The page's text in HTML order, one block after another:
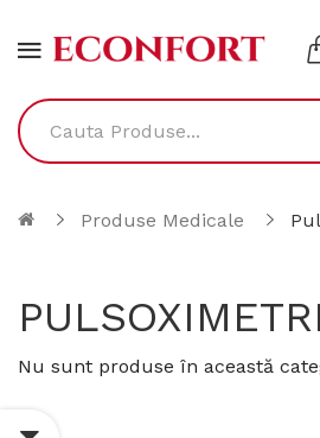
Produse Medicale
Nu sunt produse în această